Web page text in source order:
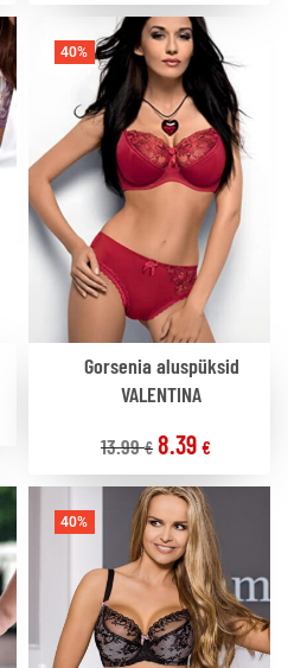
40%
Gorsenia aluspüksid
VALENTINA
13.99€ 8.39 €
40%